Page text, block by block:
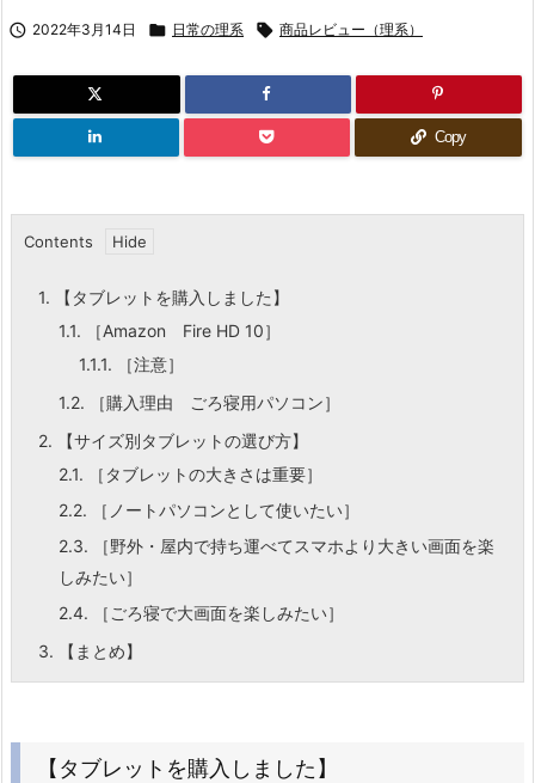
 2022年3月14日  日常の理系  商品レビュー（理系）
Copy
Contents
1. 【タブレットを購入しました】
1.1. ［Amazon Fire HD 10］
1.1.1. ［注意］
1.2. ［購入理由 ごろ寝用パソコン］
2. 【サイズ別タブレットの選び方】
2.1. ［タブレットの大きさは重要］
2.2. ［ノートパソコンとして使いたい］
2.3. ［野外・屋内で持ち運べてスマホより大きい画面を楽
しみたい］
2.4. ［ごろ寝で大画面を楽しみたい］
3. 【まとめ】
【タブレットを購入しました】